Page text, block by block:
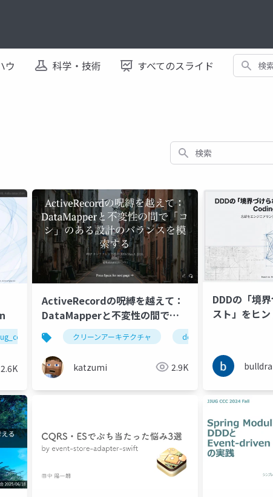
ウ 科学・技術 すべてのスライド 検索
検索
ddd modular_monolith
2.6K
ActiveRecordの呪縛を越えて：
DataMapperと不変性の間で
「コシ」のある設計のバランスを
模索する
クリーンアーキテクチャ doctrine
katzumi 2.9K
DDDの「境
スト」をヒ
ングする
bulldra